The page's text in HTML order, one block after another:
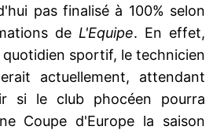
pas finalisé à 100% selon
de L'Equipe. En effet,
sportif, le technicien
actuellement, attendant
si le club phocéen pourra
Coupe d'Europe la saison